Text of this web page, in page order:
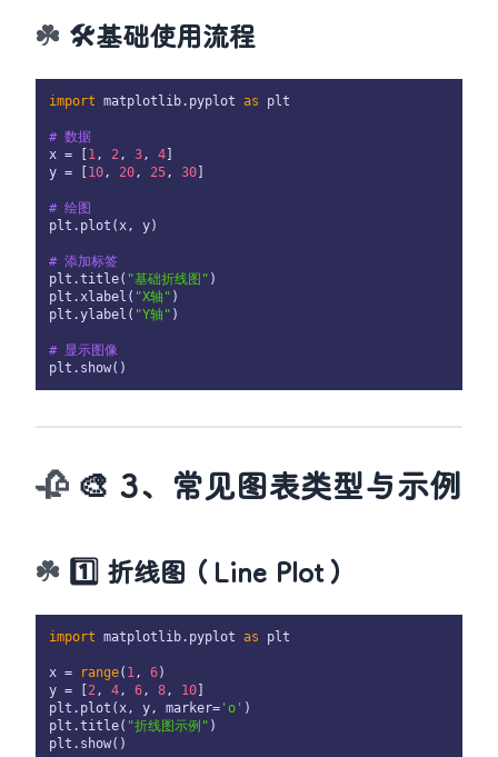
🛠️基础使用流程
import matplotlib.pyplot as plt
# 数据
x = [1 , 2 , 3 , 4]
y = [10 , 20 , 25 , 30]
# 绘图
plt.plot(x, y)
# 添加标签
plt.title( "基础折线图" )
plt.xlabel( "X轴" )
plt.ylabel( "Y轴" )
# 显示图像
🎨 3、常见图表类型与示例
1️⃣ 折线图（Line Plot）
import matplotlib.pyplot as plt
x = range( 1, 6)
y = [ 2, 4, 6, 8, 10
plt.plot(x, y, marker= 'o' )
plt.title( "折线图示例" )